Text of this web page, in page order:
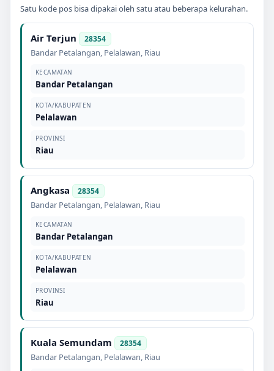
Satu kode pos bisa dipakai oleh satu atau beberapa kelurahan.
Air Terjun 28354
Bandar Petalangan, Pelalawan, Riau
KECAMATAN
Bandar Petalangan
KOTA/KABUPATEN
Pelalawan
PROVINSI
Riau
Angkasa 28354
Bandar Petalangan, Pelalawan, Riau
KECAMATAN
Bandar Petalangan
KOTA/KABUPATEN
Pelalawan
PROVINSI
Riau
Kuala Semundam 28354
Bandar Petalangan, Pelalawan, Riau